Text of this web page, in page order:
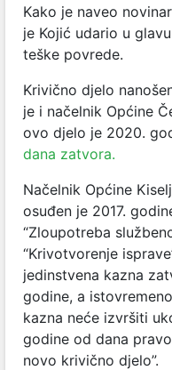
Kako je naveo
je Kojić udario u
teške povrede.
Krivično djelo
je i načelnik Općine
ovo djelo je 2020.
dana zatvora.
Načelnik Općine
osuđen je 2017.
“Zloupotreba
“Krivotvorenje
jedinstvena kazna
godine, a
kazna neće izvršiti
godine od dana
novo krivično djelo”.